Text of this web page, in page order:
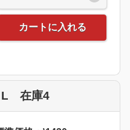
カートに入れる
L 在庫4click to